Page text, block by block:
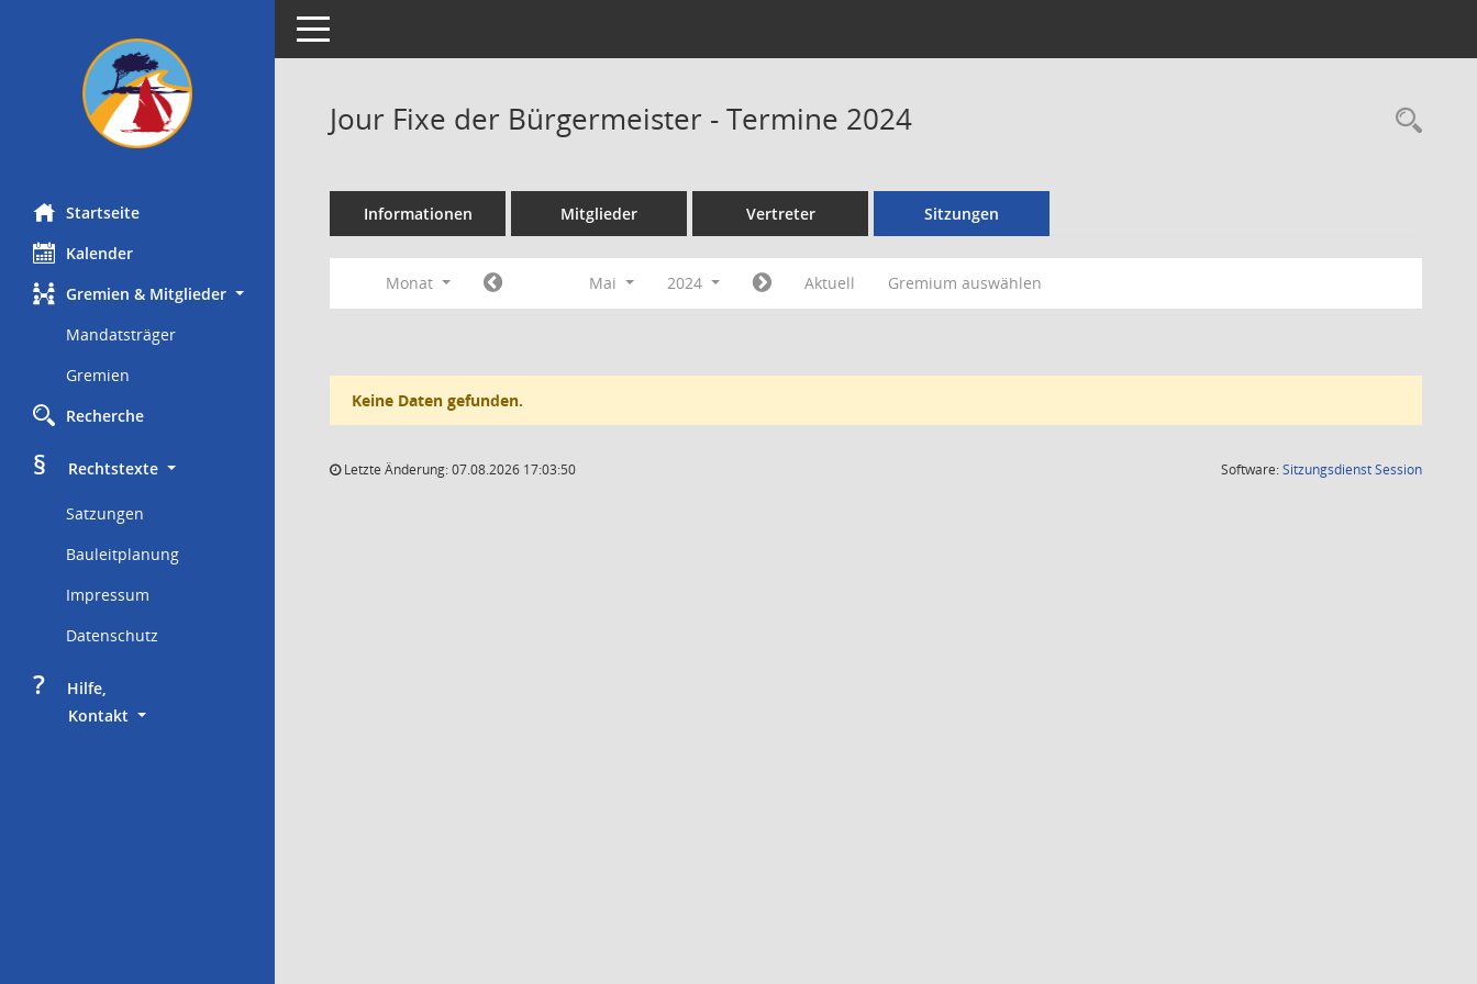
Startseite
Kalender
Gremien & Mitglieder
Mandatsträger
Gremien
Recherche
§
     Rechtstexte
Satzungen
Bauleitplanung
Impressum
Datenschutz
?
     Hilfe,
Kontakt
Toggle navigation
Jour Fixe der Bürgermeister - Termine 2024
Informationen Mitglieder Vertreter Sitzungen
Monat Mai 2024 Aktuell Gremium auswählen
Keine Daten gefunden.
Letzte Änderung: 07.08.2026 17:03:50 Software:SitzungsdienstSession(Wird in